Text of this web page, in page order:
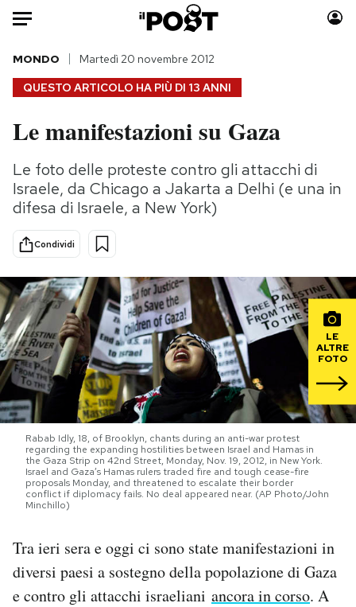
Auto
HOME
Italia
Politica
Tecnologia
Scienza
Economia
Sport
Moda
Consumismi
Storie/Idee
Altrecose
Mondiali calcio 2026
PODCAST
NEWSLETTER
I MIEI PREFERITI
SHOP
CALENDARIO
QUESTO ARTICOLO HA PIÙ DI 13 ANNI
MONDO Martedì 20 novembre 2012
Le manifestazioni su Gaza
Le foto delle proteste contro gli attacchi di
Israele, da Chicago a Jakarta a Delhi (e una in
difesa di Israele, a New York)
Condividi
LE
ALTRE
FOTO
Rabab Idly, 18, of Brooklyn, chants during an anti-war protest
regarding the expanding hostilities between Israel and Hamas in
the Gaza Strip on 42nd Street, Monday, Nov. 19, 2012, in New York.
Israel and Gaza’s Hamas rulers traded fire and tough cease-fire
proposals Monday, and threatened to escalate their border
conflict if diplomacy fails. No deal appeared near. (AP Photo/John
Minchillo)
Tra ieri sera e oggi ci sono state manifestazioni in
diversi paesi a sostegno della popolazione di Gaza
e contro gli attacchi israeliani ancora in corso. A